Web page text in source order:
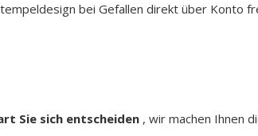
bei Gefallen direkt über Konto
Sie sich entscheiden , wir machen Ihnen